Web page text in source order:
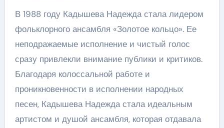
В 1988 году Кадышева Надежда стала лидером
фольклорного ансамбля «Золотое кольцо». Ее
неподражаемые исполнение и чистый голос
сразу привлекли внимание публики и критиков.
Благодаря колоссальной работе и
проникновенности в исполнении народных
песен, Кадышева Надежда стала идеальным
артистом и душой ансамбля, которая отдавала